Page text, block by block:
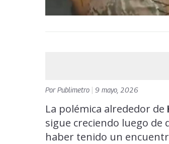
PorPublimetro 9 mayo, 2026
La polémica alrededor de
sigue creciendo luego
haber tenido un